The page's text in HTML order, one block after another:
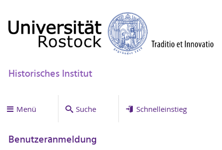
Historisches Institut
Menü Suche Schnelleinstieg
Benutzeranmeldung